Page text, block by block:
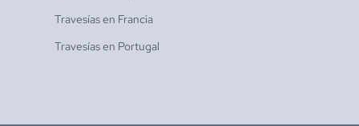
Travesías en Francia
Travesías en Portugal